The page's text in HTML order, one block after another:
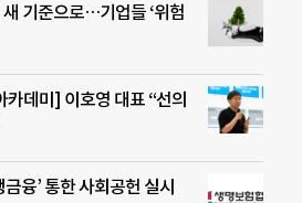
기준으로…기업들 ‘위험
데미] 이호영 대표 “선의
융’ 통한 사회공헌 실시